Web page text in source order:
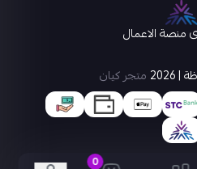
0
منصة الاعمال
متجر كيان